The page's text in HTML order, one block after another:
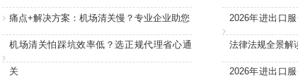
痛点+解决方案：机场清关慢？专业企业助您
机场清关怕踩坑效率低？选正规代理省心通
关
2026年进出口
法律法规全景解
2026年进出口